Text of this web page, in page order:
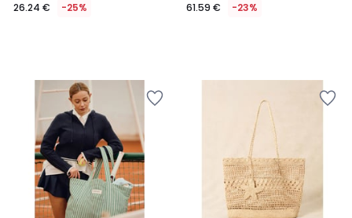
26.24 € -25% 61.59 € -23%